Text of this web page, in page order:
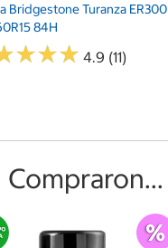
Bridgestone Turanza ER300
84H
★★★
★★★ 4.9 (11)